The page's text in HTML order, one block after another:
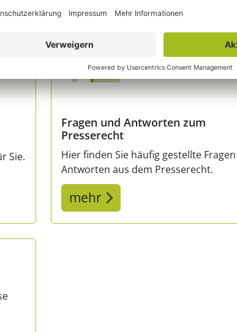
25. Januar 2025
Sie.
Fragen und Antworten zum
Presserecht
Hier finden Sie häufig gestellte
Antworten aus dem Presserecht.
mehr